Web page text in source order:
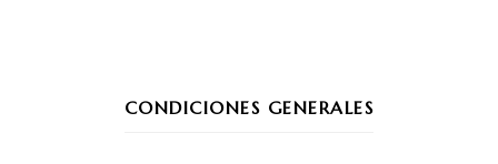
CONDICIONES GENERALES